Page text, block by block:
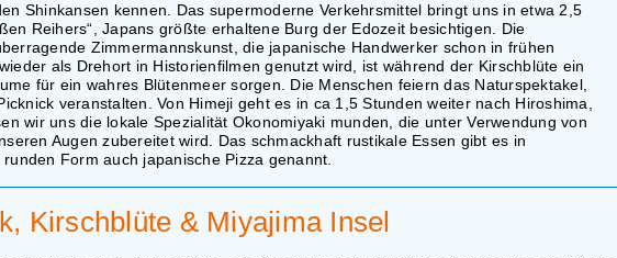
Shinkansen kennen. Das supermoderne Verkehrsmittel bringt uns in etwa 2,5
Reihers“, Japans größte erhaltene Burg der Edozeit besichtigen. Die
Zimmermannskunst, die japanische Handwerker schon in frühen
als Drehort in Historienfilmen genutzt wird, ist während der Kirschblüte ein
für ein wahres Blütenmeer sorgen. Die Menschen feiern das Naturspektakel,
veranstalten. Von Himeji geht es in ca 1,5 Stunden weiter nach Hiroshima,
wir uns die lokale Spezialität Okonomiyaki munden, die unter Verwendung von
Augen zubereitet wird. Das schmackhaft rustikale Essen gibt es in
Form auch japanische Pizza genannt.
Kirschblüte & Miyajima Insel